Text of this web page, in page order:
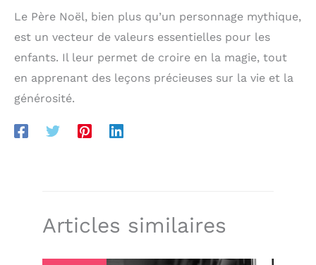
Le Père Noël, bien plus qu’un personnage mythique,
est un vecteur de valeurs essentielles pour les
enfants. Il leur permet de croire en la magie, tout
en apprenant des leçons précieuses sur la vie et la
générosité.
Articles similaires